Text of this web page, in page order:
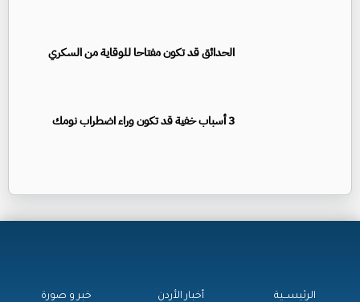
الحدائق قد تكون مفتاحا للوقاية من السكري
3 أسباب خفية قد تكون وراء اضطراب نومك
الرئيســية
أخبار الأردن
خبر و صورة